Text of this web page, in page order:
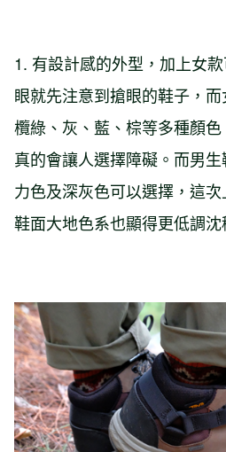
1. 有設計感的外型，加上女
眼就先注意到搶眼的鞋子，
欖綠、灰、藍、棕等多種顏色
真的會讓人選擇障礙。而男
力色及深灰色可以選擇，這
鞋面大地色系也顯得更低調沈